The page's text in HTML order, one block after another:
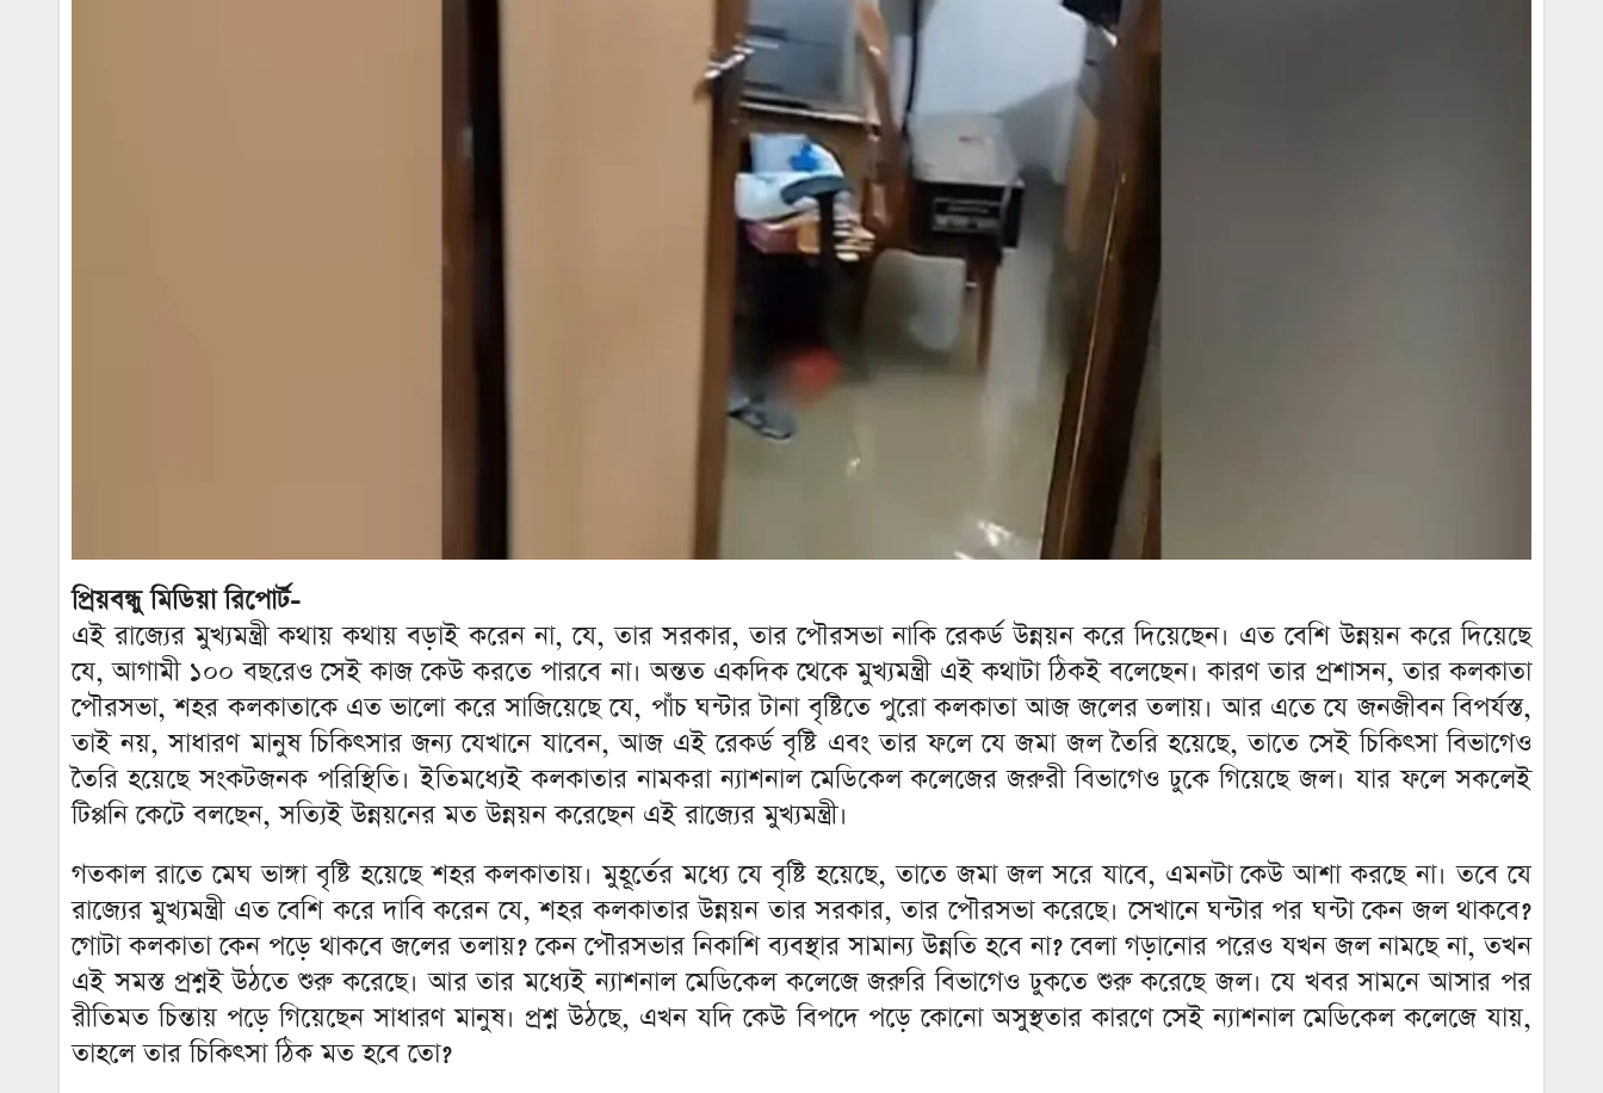
প্রিয়বন্ধু মিডিয়া রিপোর্ট-
এই রাজ্যের মুখ্যমন্ত্রী কথায় কথায় বড়াই করেন না, যে, তার সরকার, তার পৌরসভা নাকি রেকর্ড উন্নয়ন করে দিয়েছেন। এত বেশি উন্নয়ন করে দিয়েছে
যে, আগামী ১০০ বছরেও সেই কাজ কেউ করতে পারবে না। অন্তত একদিক থেকে মুখ্যমন্ত্রী এই কথাটা ঠিকই বলেছেন। কারণ তার প্রশাসন, তার কলকাতা
পৌরসভা, শহর কলকাতাকে এত ভালো করে সাজিয়েছে যে, পাঁচ ঘন্টার টানা বৃষ্টিতে পুরো কলকাতা আজ জলের তলায়। আর এতে যে জনজীবন বিপর্যস্ত,
তাই নয়, সাধারণ মানুষ চিকিৎসার জন্য যেখানে যাবেন, আজ এই রেকর্ড বৃষ্টি এবং তার ফলে যে জমা জল তৈরি হয়েছে, তাতে সেই চিকিৎসা বিভাগেও
তৈরি হয়েছে সংকটজনক পরিস্থিতি। ইতিমধ্যেই কলকাতার নামকরা ন্যাশনাল মেডিকেল কলেজের জরুরী বিভাগেও ঢুকে গিয়েছে জল। যার ফলে সকলেই
টিপ্পনি কেটে বলছেন, সত্যিই উন্নয়নের মত উন্নয়ন করেছেন এই রাজ্যের মুখ্যমন্ত্রী।
গতকাল রাতে মেঘ ভাঙ্গা বৃষ্টি হয়েছে শহর কলকাতায়। মুহূর্তের মধ্যে যে বৃষ্টি হয়েছে, তাতে জমা জল সরে যাবে, এমনটা কেউ আশা করছে না। তবে যে
রাজ্যের মুখ্যমন্ত্রী এত বেশি করে দাবি করেন যে, শহর কলকাতার উন্নয়ন তার সরকার, তার পৌরসভা করেছে। সেখানে ঘন্টার পর ঘন্টা কেন জল থাকবে?
গোটা কলকাতা কেন পড়ে থাকবে জলের তলায়? কেন পৌরসভার নিকাশি ব্যবস্থার সামান্য উন্নতি হবে না? বেলা গড়ানোর পরেও যখন জল নামছে না, তখন
এই সমস্ত প্রশ্নই উঠতে শুরু করেছে। আর তার মধ্যেই ন্যাশনাল মেডিকেল কলেজে জরুরি বিভাগেও ঢুকতে শুরু করেছে জল। যে খবর সামনে আসার পর
রীতিমত চিন্তায় পড়ে গিয়েছেন সাধারণ মানুষ। প্রশ্ন উঠছে, এখন যদি কেউ বিপদে পড়ে কোনো অসুস্থতার কারণে সেই ন্যাশনাল মেডিকেল কলেজে যায়,
তাহলে তার চিকিৎসা ঠিক মত হবে তো?